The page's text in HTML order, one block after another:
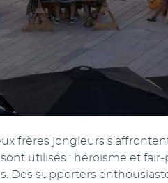
frères jongleurs
utilisés : héroïsme et fair-
Des supporters